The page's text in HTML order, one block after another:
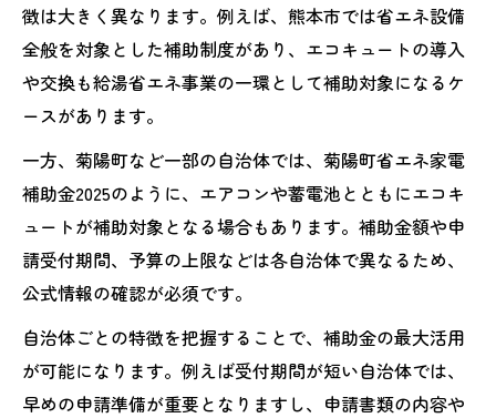
徴は大きく異なります。例えば、熊本市では省エネ設備
全般を対象とした補助制度があり、エコキュートの導入
や交換も給湯省エネ事業の一環として補助対象になるケ
ースがあります。
一方、菊陽町など一部の自治体では、菊陽町省エネ家電
補助金2025のように、エアコンや蓄電池とともにエコキ
ュートが補助対象となる場合もあります。補助金額や申
請受付期間、予算の上限などは各自治体で異なるため、
公式情報の確認が必須です。
自治体ごとの特徴を把握することで、補助金の最大活用
が可能になります。例えば受付期間が短い自治体では、
早めの申請準備が重要となりますし、申請書類の内容や